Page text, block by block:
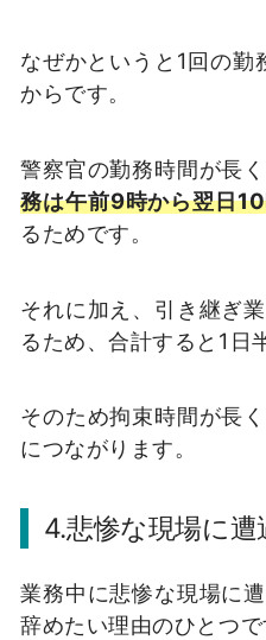
なぜかというと1回の勤
からです。
警察官の勤務時間が長
務は午前9時から翌日
るためです。
それに加え、引き継ぎ
るため、合計すると1日
そのため拘束時間が長
につながります。
4.悲惨な現場に遭
業務中に悲惨な現場に
辞めたい理由のひとつで